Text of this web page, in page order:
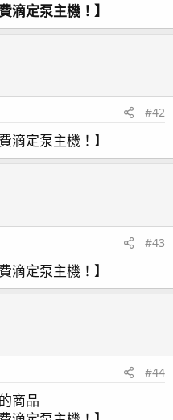
滴定泵主機！】
#42
滴定泵主機！】
#43
滴定泵主機！】
#44
商品